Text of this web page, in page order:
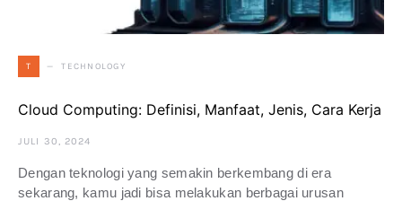
T TECHNOLOGY
Cloud Computing: Definisi, Manfaat, Jenis, Cara Kerja
JULI 30, 2024
Dengan teknologi yang semakin berkembang di era
sekarang, kamu jadi bisa melakukan berbagai urusan